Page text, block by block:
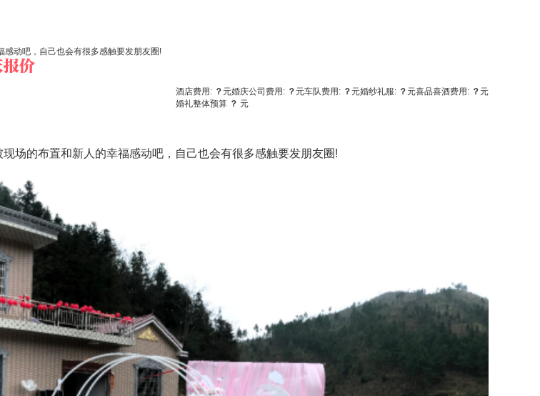
动吧，自己也会有很多感触要发朋友圈!
酒店费用: ？元婚庆公司费用: ？元车队费用: ？元婚纱礼服: ？元喜品喜酒费用: ？元
婚礼整体预算 ？ 元
的布置和新人的幸福感动吧，自己也会有很多感触要发朋友圈!